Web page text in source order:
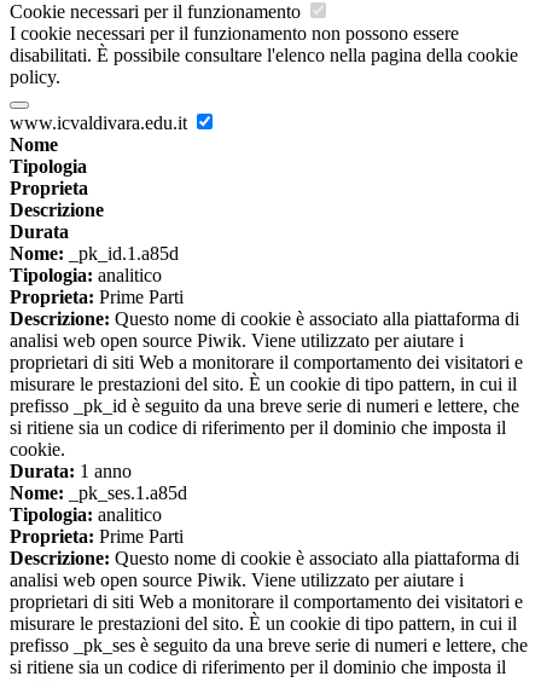
Cookie necessari per il funzionamento
I cookie necessari per il funzionamento non possono essere
disabilitati. È possibile consultare l'elenco nella pagina della cookie
policy.
www.icvaldivara.edu.it
Nome
Tipologia
Proprieta
Descrizione
Durata
Nome: _pk_id.1.a85d
Tipologia: analitico
Proprieta: Prime Parti
Descrizione: Questo nome di cookie è associato alla piattaforma di
analisi web open source Piwik. Viene utilizzato per aiutare i
proprietari di siti Web a monitorare il comportamento dei visitatori e
misurare le prestazioni del sito. È un cookie di tipo pattern, in cui il
prefisso _pk_id è seguito da una breve serie di numeri e lettere, che
si ritiene sia un codice di riferimento per il dominio che imposta il
cookie.
Durata: 1 anno
Nome: _pk_ses.1.a85d
Tipologia: analitico
Proprieta: Prime Parti
Descrizione: Questo nome di cookie è associato alla piattaforma di
analisi web open source Piwik. Viene utilizzato per aiutare i
proprietari di siti Web a monitorare il comportamento dei visitatori e
misurare le prestazioni del sito. È un cookie di tipo pattern, in cui il
prefisso _pk_ses è seguito da una breve serie di numeri e lettere, che
si ritiene sia un codice di riferimento per il dominio che imposta il